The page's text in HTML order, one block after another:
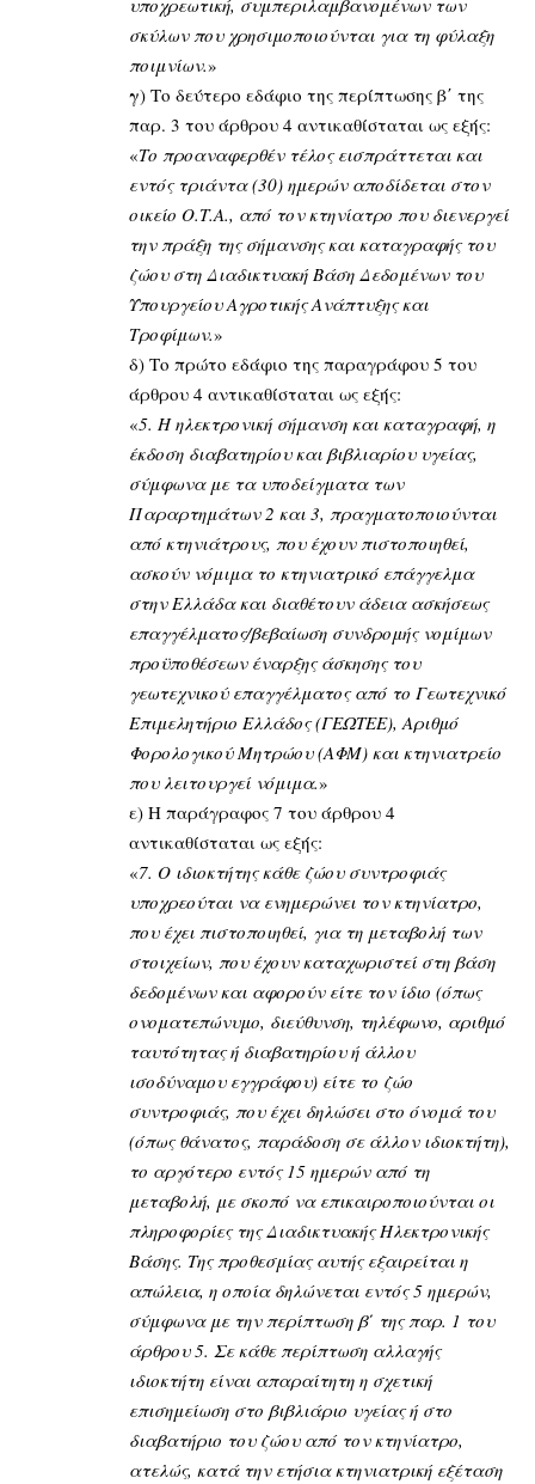
υποχρεωτική, συμπεριλαμβανομένων των
σκύλων που χρησιμοποιούνται για τη φύλαξη
ποιμνίων.»
γ) Το δεύτερο εδάφιο της περίπτωσης β΄ της
παρ. 3 του άρθρου 4 αντικαθίσταται ως εξής:
«Το προαναφερθέν τέλος εισπράττεται και
εντός τριάντα (30) ημερών αποδίδεται στον
οικείο Ο.Τ.Α., από τον κτηνίατρο που διενεργεί
την πράξη της σήμανσης και καταγραφής του
ζώου στη Διαδικτυακή Βάση Δεδομένων του
Υπουργείου Αγροτικής Ανάπτυξης και
Τροφίμων.»
δ) Το πρώτο εδάφιο της παραγράφου 5 του
άρθρου 4 αντικαθίσταται ως εξής:
«5. Η ηλεκτρονική σήμανση και καταγραφή, η
έκδοση διαβατηρίου και βιβλιαρίου υγείας,
σύμφωνα με τα υποδείγματα των
Παραρτημάτων 2 και 3, πραγματοποιούνται
από κτηνιάτρους, που έχουν πιστοποιηθεί,
ασκούν νόμιμα το κτηνιατρικό επάγγελμα
στην Ελλάδα και διαθέτουν άδεια ασκήσεως
επαγγέλματος/βεβαίωση συνδρομής νομίμων
προϋποθέσεων έναρξης άσκησης του
γεωτεχνικού επαγγέλματος από το Γεωτεχνικό
Επιμελητήριο Ελλάδος (ΓΕΩΤΕΕ), Αριθμό
Φορολογικού Μητρώου (ΑΦΜ) και κτηνιατρείο
που λειτουργεί νόμιμα.»
ε) Η παράγραφος 7 του άρθρου 4
αντικαθίσταται ως εξής:
«7. Ο ιδιοκτήτης κάθε ζώου συντροφιάς
υποχρεούται να ενημερώνει τον κτηνίατρο,
που έχει πιστοποιηθεί, για τη μεταβολή των
στοιχείων, που έχουν καταχωριστεί στη βάση
δεδομένων και αφορούν είτε τον ίδιο (όπως
ονοματεπώνυμο, διεύθυνση, τηλέφωνο, αριθμό
ταυτότητας ή διαβατηρίου ή άλλου
ισοδύναμου εγγράφου) είτε το ζώο
συντροφιάς, που έχει δηλώσει στο όνομά του
(όπως θάνατος, παράδοση σε άλλον ιδιοκτήτη),
το αργότερο εντός 15 ημερών από τη
μεταβολή, με σκοπό να επικαιροποιούνται οι
πληροφορίες της Διαδικτυακής Ηλεκτρονικής
Βάσης. Της προθεσμίας αυτής εξαιρείται η
απώλεια, η οποία δηλώνεται εντός 5 ημερών,
σύμφωνα με την περίπτωση β΄ της παρ. 1 του
άρθρου 5. Σε κάθε περίπτωση αλλαγής
ιδιοκτήτη είναι απαραίτητη η σχετική
επισημείωση στο βιβλιάριο υγείας ή στο
διαβατήριο του ζώου από τον κτηνίατρο,
ατελώς, κατά την ετήσια κτηνιατρική εξέταση